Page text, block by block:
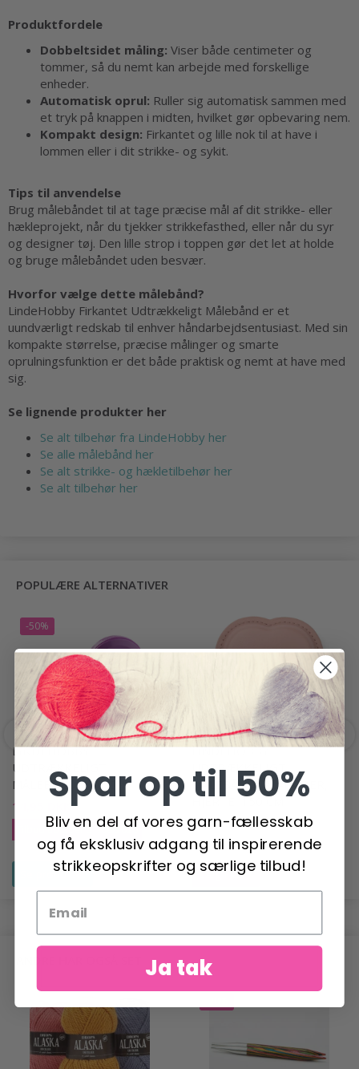
Produktfordele
Dobbeltsidet måling: Viser både centimeter og
tommer, så du nemt kan arbejde med forskellige
enheder.
Automatisk oprul: Ruller sig automatisk sammen med
et tryk på knappen i midten, hvilket gør opbevaring nem.
Kompakt design: Firkantet og lille nok til at have i
lommen eller i dit strikke- og sykit.
Tips til anvendelse
Brug målebåndet til at tage præcise mål af dit strikke- eller
hækleprojekt, når du tjekker strikkefasthed, eller når du syr
og designer tøj. Den lille strop i toppen gør det let at holde
og bruge målebåndet uden besvær.
Hvorfor vælge dette målebånd?
LindeHobby Firkantet Udtrækkeligt Målebånd er et
uundværligt redskab til enhver håndarbejdsentusiast. Med sin
kompakte størrelse, præcise målinger og smarte
oprulningsfunktion er det både praktisk og nemt at have med
sig.
Se lignende produkter her
Se alt tilbehør fra LindeHobby her
Se alle målebånd her
Se alt strikke- og hækletilbehør her
Se alt tilbehør her
POPULÆRE ALTERNATIVER
-50%
LINDEHOBBY
UDTRÆKKELIGT
MÅLEBÅND, 150 CM
14,95 DKK
29,95 DKK
Tilbud udløber 31/08/2026
Se produktet
LINDEHOBBY
UDTRÆKKELIGT
MÅLEBÅND, PU-LÆDER,
HJERTE, 150 CM
44,95 DKK
Læg i kurv
Spar op til 50%
Bliv en del af vores garn-fællesskab
og få eksklusiv adgang til inspirerende
strikkeopskrifter og særlige tilbud!
Ja tak